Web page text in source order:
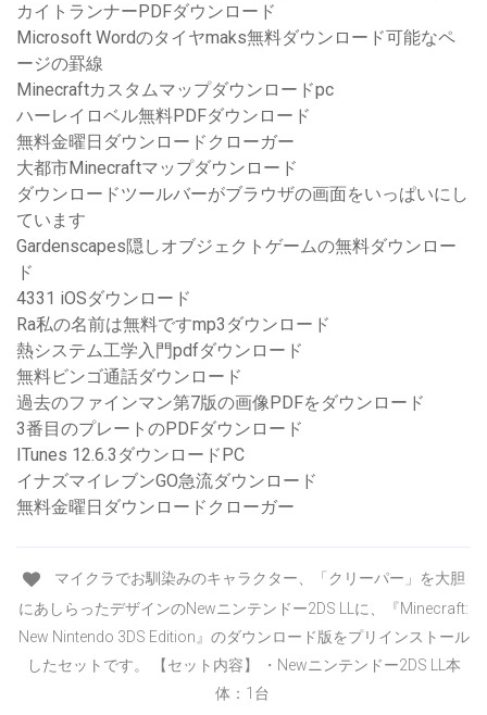
カイトランナーPDFダウンロード
Microsoft Wordのタイヤmaks無料ダウンロード可能なペ
ージの罫線
Minecraftカスタムマップダウンロードpc
ハーレイロベル無料PDFダウンロード
無料金曜日ダウンロードクローガー
大都市Minecraftマップダウンロード
ダウンロードツールバーがブラウザの画面をいっぱいにし
ています
Gardenscapes隠しオブジェクトゲームの無料ダウンロー
ド
4331 iOSダウンロード
Ra私の名前は無料ですmp3ダウンロード
熱システム工学入門pdfダウンロード
無料ビンゴ通話ダウンロード
過去のファインマン第7版の画像PDFをダウンロード
3番目のプレートのPDFダウンロード
ITunes 12.6.3ダウンロードPC
イナズマイレブンGO急流ダウンロード
無料金曜日ダウンロードクローガー
マイクラでお馴染みのキャラクター、「クリーパー」を大胆
にあしらったデザインのNewニンテンドー2DS LLに、『Minecraft:
New Nintendo 3DS Edition』のダウンロード版をプリインストール
したセットです。 【セット内容】 ・Newニンテンドー2DS LL本
体：1台